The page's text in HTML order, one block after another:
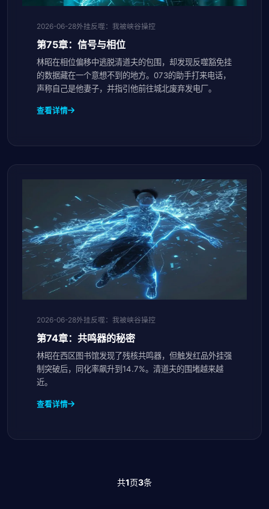
2026-06-28外挂反噬：我被峡谷操控
第75章：信号与相位
林昭在相位偏移中逃脱清道夫的包围，却发现反噬豁免挂
的数据藏在一个意想不到的地方。073的助手打来电话，
声称自己是他妻子，并指引他前往城北废弃发电厂。
查看详情
2026-06-28外挂反噬：我被峡谷操控
第74章：共鸣器的秘密
林昭在西区图书馆发现了残核共鸣器，但触发红品外挂强
制突破后，同化率飙升到14.7%。清道夫的围堵越来越
近。
查看详情
共1页3条